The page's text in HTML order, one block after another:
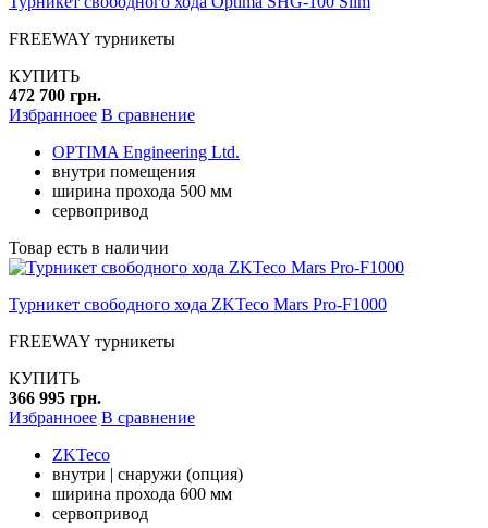
FREEWAY турникеты
КУПИТЬ
472 700 грн.
Избранноее В сравнение
OPTIMA Engineering Ltd.
внутри помещения
ширина прохода 500 мм
сервопривод
Товар есть в наличии
Турникет свободного хода ZKTeco Mars Pro-F1000
FREEWAY турникеты
КУПИТЬ
366 995 грн.
Избранноее В сравнение
ZKTeco
внутри | снаружи (опция)
ширина прохода 600 мм
сервопривод